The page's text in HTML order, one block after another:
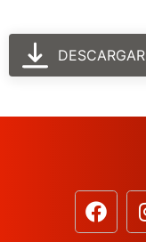
DESCARGAR